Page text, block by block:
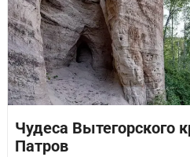
Чудеса Вытегорского
Патров